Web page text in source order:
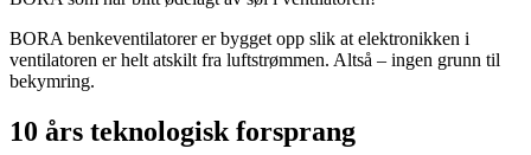
BORA benkeventilatorer er bygget opp slik at elektronikken i
ventilatoren er helt atskilt fra luftstrømmen. Altså – ingen grunn til
bekymring.
10 års teknologisk forsprang